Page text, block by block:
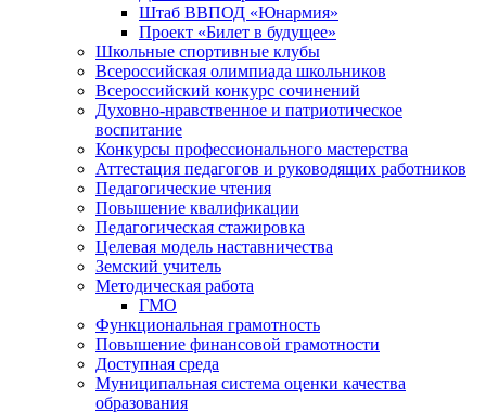
Штаб ВВПОД «Юнармия»
Проект «Билет в будущее»
Школьные спортивные клубы
Всероссийская олимпиада школьников
Всероссийский конкурс сочинений
Духовно-нравственное и патриотическое
воспитание
Конкурсы профессионального мастерства
Аттестация педагогов и руководящих работников
Педагогические чтения
Повышение квалификации
Педагогическая стажировка
Целевая модель наставничества
Земский учитель
Методическая работа
ГМО
Функциональная грамотность
Повышение финансовой грамотности
Доступная среда
Муниципальная система оценки качества
образования